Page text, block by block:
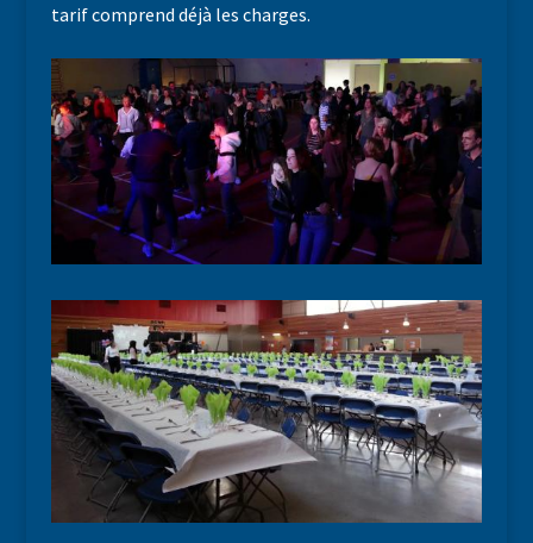
tarif comprend déjà les charges.